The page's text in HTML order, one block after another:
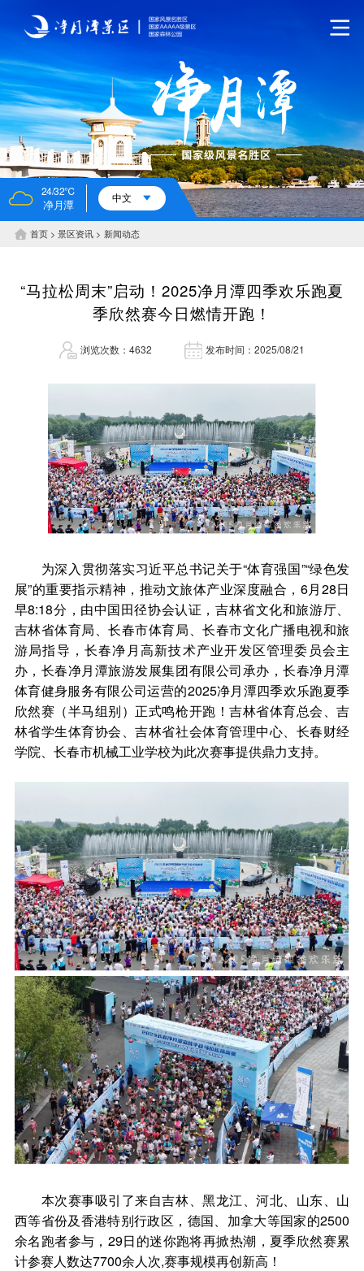
24/32℃
净月潭 中文
首页 景区资讯 新闻动态
“马拉松周末”启动！2025净月潭四季欢乐跑夏
季欣然赛今日燃情开跑！
浏览次数：4632 发布时间：2025/08/21
为深入贯彻落实习近平总书记关于“体育强国”“绿色发
展”的重要指示精神，推动文旅体产业深度融合，6月28日
早8:18分，由中国田径协会认证，吉林省文化和旅游厅、
吉林省体育局、长春市体育局、长春市文化广播电视和旅
游局指导，长春净月高新技术产业开发区管理委员会主
办，长春净月潭旅游发展集团有限公司承办，长春净月潭
体育健身服务有限公司运营的2025净月潭四季欢乐跑夏季
欣然赛（半马组别）正式鸣枪开跑！吉林省体育总会、吉
林省学生体育协会、吉林省社会体育管理中心、长春财经
学院、长春市机械工业学校为此次赛事提供鼎力支持。
本次赛事吸引了来自吉林、黑龙江、河北、山东、山
西等省份及香港特别行政区，德国、加拿大等国家的2500
余名跑者参与，29日的迷你跑将再掀热潮，夏季欣然赛累
计参赛人数达7700余人次,赛事规模再创新高！